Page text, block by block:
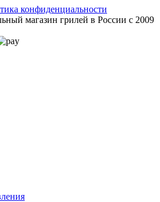
конфиденциальности
магазин грилей в России с 2009